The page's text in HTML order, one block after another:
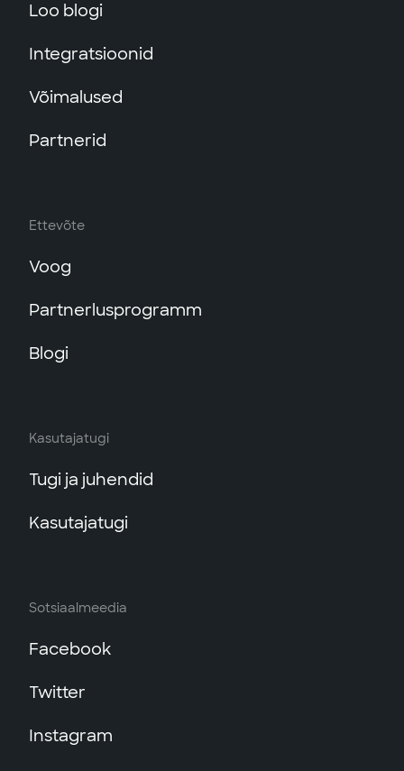
Loo blogi
Integratsioonid
Võimalused
Partnerid
Ettevõte
Voog
Partnerlusprogramm
Blogi
Kasutajatugi
Tugi ja juhendid
Kasutajatugi
Sotsiaalmeedia
Facebook
Twitter
Instagram